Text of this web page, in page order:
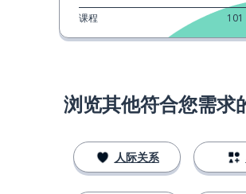
课程 101
浏览其他符合您需求
人际关系